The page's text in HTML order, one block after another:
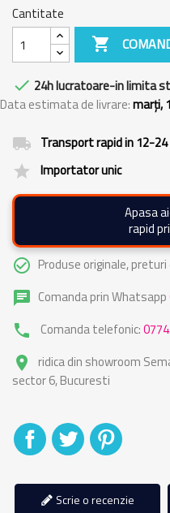
Cantitate

 24h lucratoare-in limita
Data estimata de livrare:marți,
local_shipping Transport rapid in 12-
grade Importator unic
Apasa
rapid
check_circle_outline Produse originale,
chat Comanda prin Whatsapp
phone Comanda telefonic:
place
ridica din showroom
sector 6, Bucuresti
DistribuitiTweet
Scrie o recenzie